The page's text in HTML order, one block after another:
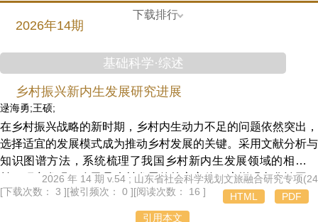
下载排行
2026年14期
基础科学·综述
乡村振兴新内生发展研究进展
逯海勇;王硕;
在乡村振兴战略的新时期，乡村内生动力不足的问题依然突出，
选择适宜的发展模式成为推动乡村发展的关键。采用文献分析与
知识图谱方法，系统梳理了我国乡村新内生发展领域的相关文
献。研究发现：农民是乡村发展的核心主体，应增强文化认同，
培育共同价值理念；需强化乡村主体的内在赋能；促进乡村内外
资源的有效整合；推动多元主体共同参与乡村建设；构建高韧性
2026 年 14 期 v.54 ; 山东省社会科学规划文旅融合研究专项
[下载次数： 3 ][被引频次： 0 ][阅读次数： 16 ] HTML
PDF
引用本文